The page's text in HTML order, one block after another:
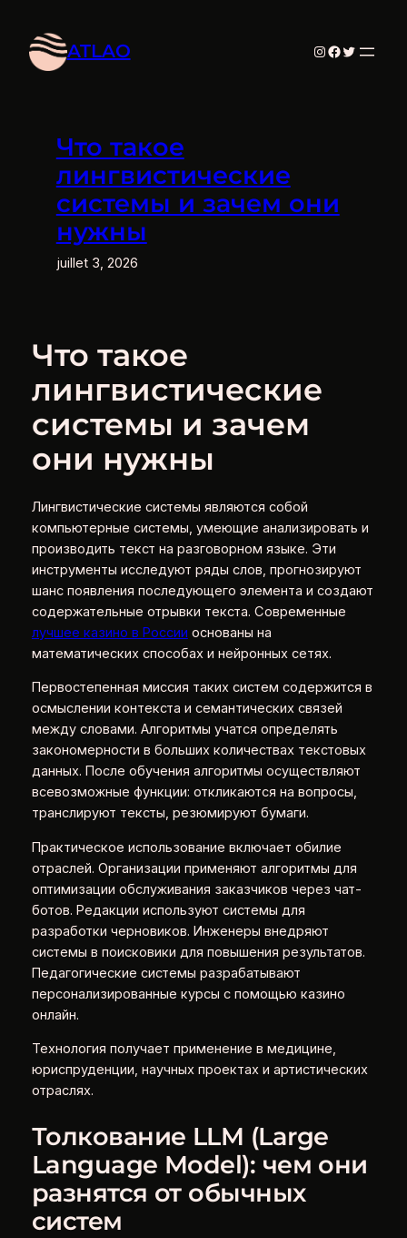
contenu
ATLAO Instagram
Facebook
Twitter
Что такое
лингвистические
системы и зачем они
нужны
juillet 3, 2026
Что такое
лингвистические
системы и зачем
они нужны
Лингвистические системы являются собой
компьютерные системы, умеющие анализировать и
производить текст на разговорном языке. Эти
инструменты исследуют ряды слов, прогнозируют
шанс появления последующего элемента и создают
содержательные отрывки текста. Современные
лучшее казино в России основаны на
математических способах и нейронных сетях.
Первостепенная миссия таких систем содержится в
осмыслении контекста и семантических связей
между словами. Алгоритмы учатся определять
закономерности в больших количествах текстовых
данных. После обучения алгоритмы осуществляют
всевозможные функции: откликаются на вопросы,
транслируют тексты, резюмируют бумаги.
Практическое использование включает обилие
отраслей. Организации применяют алгоритмы для
оптимизации обслуживания заказчиков через чат-
ботов. Редакции используют системы для
разработки черновиков. Инженеры внедряют
системы в поисковики для повышения результатов.
Педагогические системы разрабатывают
персонализированные курсы с помощью казино
онлайн.
Технология получает применение в медицине,
юриспруденции, научных проектах и артистических
отраслях.
Толкование LLM (Large
Language Model): чем они
разнятся от обычных
систем